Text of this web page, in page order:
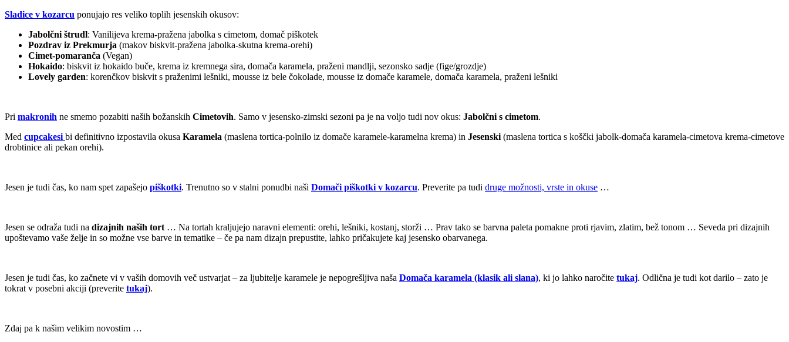
Sladice v kozarcu ponujajo res veliko toplih jesenskih okusov:
Jabolčni štrudl: Vanilijeva krema-pražena jabolka s cimetom, domač piškotek
Pozdrav iz Prekmurja (makov biskvit-pražena jabolka-skutna krema-orehi)
Cimet-pomaranča (Vegan)
Hokaido: biskvit iz hokaido buče, krema iz kremnega sira, domača karamela, praženi mandlji, sezonsko sadje (fige/grozdje)
Lovely garden: korenčkov biskvit s praženimi lešniki, mousse iz bele čokolade, mousse iz domače karamele, domača karamela, praženi lešniki
Pri makronih ne smemo pozabiti naših božanskih Cimetovih. Samo v jesensko-zimski sezoni pa je na voljo tudi nov okus: Jabolčni s cimetom.
Med cupcakesi bi definitivno izpostavila okusa Karamela (maslena tortica-polnilo iz domače karamele-karamelna krema) in Jesenski (maslena tortica s koščki jabolk-domača karamela-cimetova krema-cimetove
drobtinice ali pekan orehi).
Jesen je tudi čas, ko nam spet zapašejo piškotki. Trenutno so v stalni ponudbi naši Domači piškotki v kozarcu. Preverite pa tudi druge možnosti, vrste in okuse …
Jesen se odraža tudi na dizajnih naših tort … Na tortah kraljujejo naravni elementi: orehi, lešniki, kostanj, storži … Prav tako se barvna paleta pomakne proti rjavim, zlatim, bež tonom … Seveda pri dizajnih
upoštevamo vaše želje in so možne vse barve in tematike – če pa nam dizajn prepustite, lahko pričakujete kaj jesensko obarvanega.
Jesen je tudi čas, ko začnete vi v vaših domovih več ustvarjat – za ljubitelje karamele je nepogrešljiva naša Domača karamela (klasik ali slana), ki jo lahko naročite tukaj. Odlična je tudi kot darilo – zato je
tokrat v posebni akciji (preverite tukaj).
Zdaj pa k našim velikim novostim …